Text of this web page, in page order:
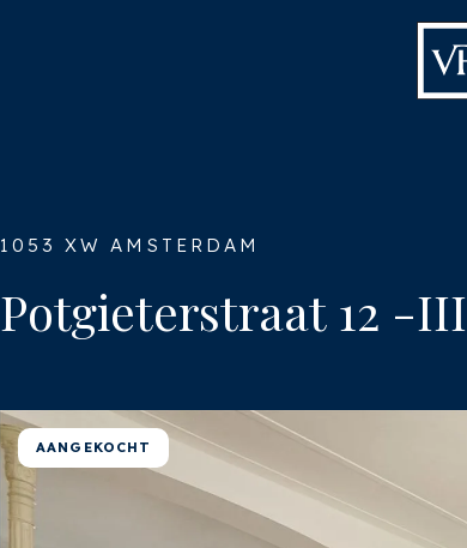
1053 XW AMSTERDAM
Potgieterstraat 12 -III
AANGEKOCHT